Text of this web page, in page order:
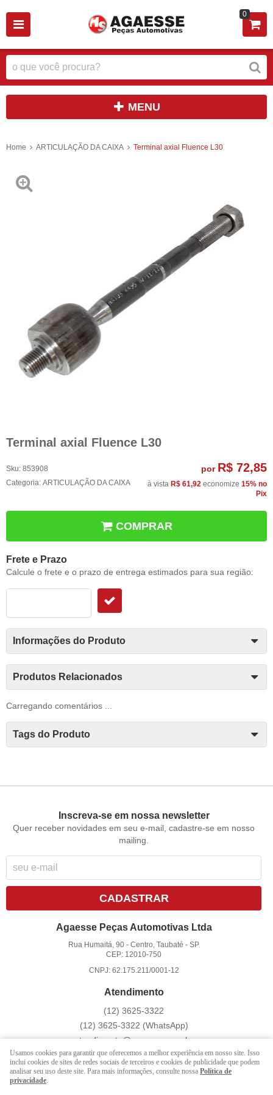
0
MENU
Home ARTICULAÇÃO DA CAIXA Terminal axial Fluence L30
Terminal axial Fluence L30
Sku: 853908
Categoria: ARTICULAÇÃO DA CAIXA
por R$ 72,85
à vista R$ 61,92 economize 15% no
Pix
COMPRAR
Frete e Prazo
Calcule o frete e o prazo de entrega estimados para sua região:
Informações do Produto
Produtos Relacionados
Carregando comentários ...
Tags do Produto
Inscreva-se em nossa newsletter
Quer receber novidades em seu e-mail, cadastre-se em nosso
mailing.
CADASTRAR
Agaesse Peças Automotivas Ltda
Rua Humaitá, 90 -Centro, Taubaté -SP
CEP: 12010-750
CNPJ: 62.175.211/0001-12
Atendimento
(12) 3625-3322
(12) 3625-3322 (WhatsApp)
atendimento@agaesse.com.br
LOJA VIRTUAL CRIADA POR
Usamos cookies para garantir que oferecemos a melhor experiência em nosso site. Isso
inclui cookies de sites de redes sociais de terceiros e cookies de publicidade que podem
analisar seu uso deste site. Para mais informações, consulte nossa Política de
privacidade.